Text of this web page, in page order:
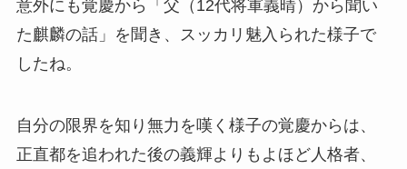
意外にも覚慶から「父（12代将軍義晴）から聞い
た麒麟の話」を聞き、スッカリ魅入られた様子で
したね。
自分の限界を知り無力を嘆く様子の覚慶からは、
正直都を追われた後の義輝よりもよほど人格者、